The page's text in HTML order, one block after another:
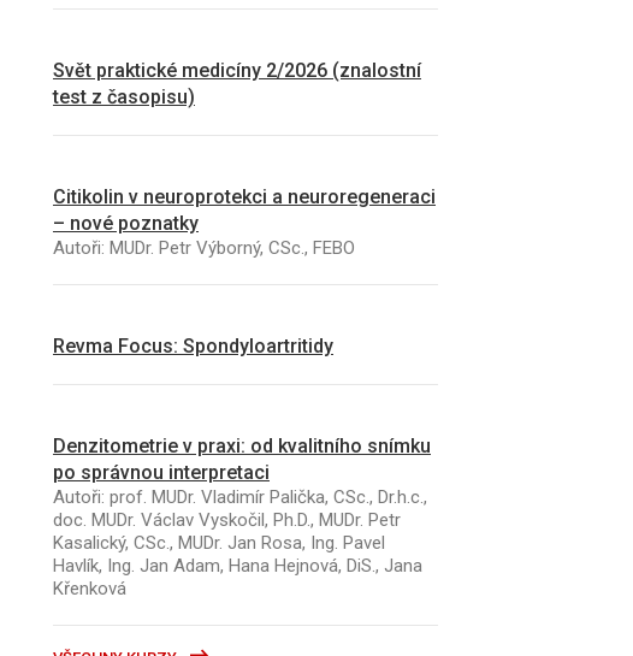
Svět praktické medicíny 2/2026 (znalostní
test z časopisu)
Citikolin v neuroprotekci a neuroregeneraci
– nové poznatky
Autoři: MUDr. Petr Výborný, CSc., FEBO
Revma Focus: Spondyloartritidy
Denzitometrie v praxi: od kvalitního snímku
po správnou interpretaci
Autoři: prof. MUDr. Vladimír Palička, CSc., Dr.h.c.,
doc. MUDr. Václav Vyskočil, Ph.D., MUDr. Petr
Kasalický, CSc., MUDr. Jan Rosa, Ing. Pavel
Havlík, Ing. Jan Adam, Hana Hejnová, DiS., Jana
Křenková